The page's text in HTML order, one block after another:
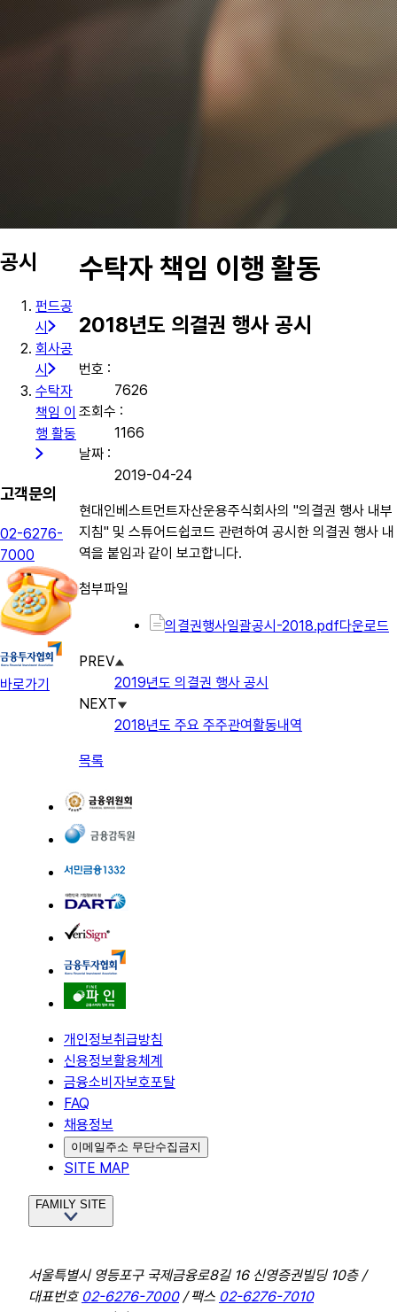
공시
펀드공
시
회사공
시
수탁자
책임 이
행 활동
고객문의
02-6276-
7000
바로가기
수탁자 책임 이행 활동
2018년도 의결권 행사 공시
번호 :
7626
조회수 :
1166
날짜 :
2019-04-24
현대인베스트먼트자산운용주식회사의 "의결권 행사 내부
지침" 및 스튜어드쉽코드 관련하여 공시한 의결권 행사 내
역을 붙임과 같이 보고합니다.
첨부파일
의결권행사일괄공시-2018.pdf다운로드
PREV
2019년도 의결권 행사 공시
NEXT
2018년도 주요 주주관여활동내역
목록
개인정보취급방침
신용정보활용체계
금융소비자보호포탈
FAQ
채용정보
이메일주소 무단수집금지
SITE MAP
FAMILY SITE
서울특별시 영등포구 국제금융로8길 16 신영증권빌딩 10층 /
대표번호 02-6276-7000/ 팩스 02-6276-7010